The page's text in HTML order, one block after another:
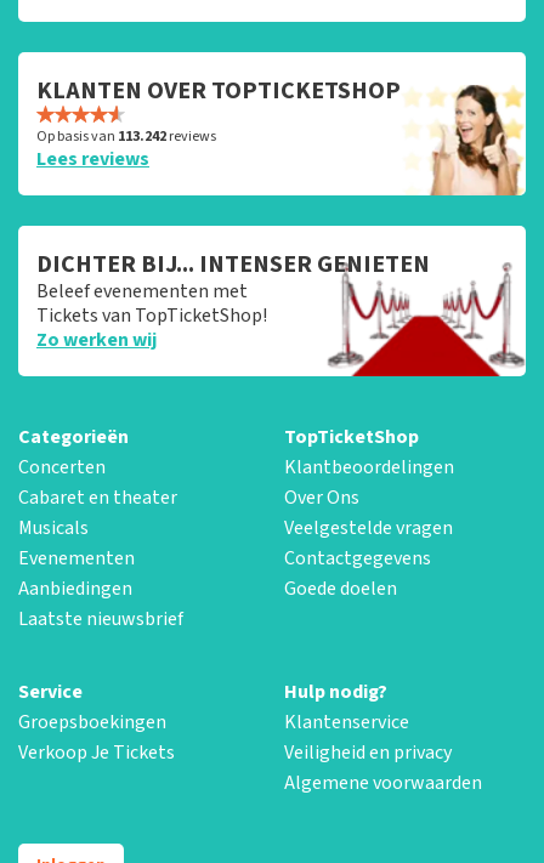
KLANTEN OVER TOPTICKETSHOP
Op basis van 113.242reviews
Lees reviews
DICHTER BIJ... INTENSER GENIETEN
Beleef evenementen met
Tickets van TopTicketShop!
Zo werken wij
Categorieën
Concerten
Cabaret en theater
Musicals
Evenementen
Aanbiedingen
Laatste nieuwsbrief
TopTicketShop
Klantbeoordelingen
Over Ons
Veelgestelde vragen
Contactgegevens
Goede doelen
Service
Groepsboekingen
Verkoop Je Tickets
Hulp nodig?
Klantenservice
Veiligheid en privacy
Algemene voorwaarden